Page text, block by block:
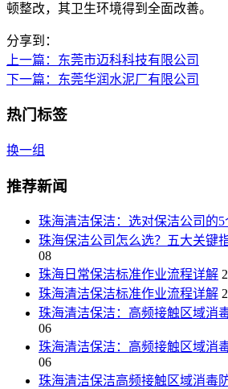
顿整改，其卫生环境得到全面改善。
分享到：
上一篇 ：东莞市迈科科技有限公司
下一篇 ：东莞华润水泥厂有限公司
热门标签
换一组
推荐新闻
珠海清洁保洁：选对保洁公司的
珠海保洁公司怎么选？五大关键
08
珠海日常保洁标准作业流程详解
珠海清洁保洁标准作业流程详解
珠海清洁保洁：高频接触区域消
06
珠海清洁保洁：高频接触区域消
06
珠海清洁保洁高频接触区域消毒